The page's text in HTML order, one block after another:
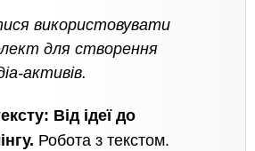
використовувати
для створення
активів.
Від ідеї до
Робота з текстом.